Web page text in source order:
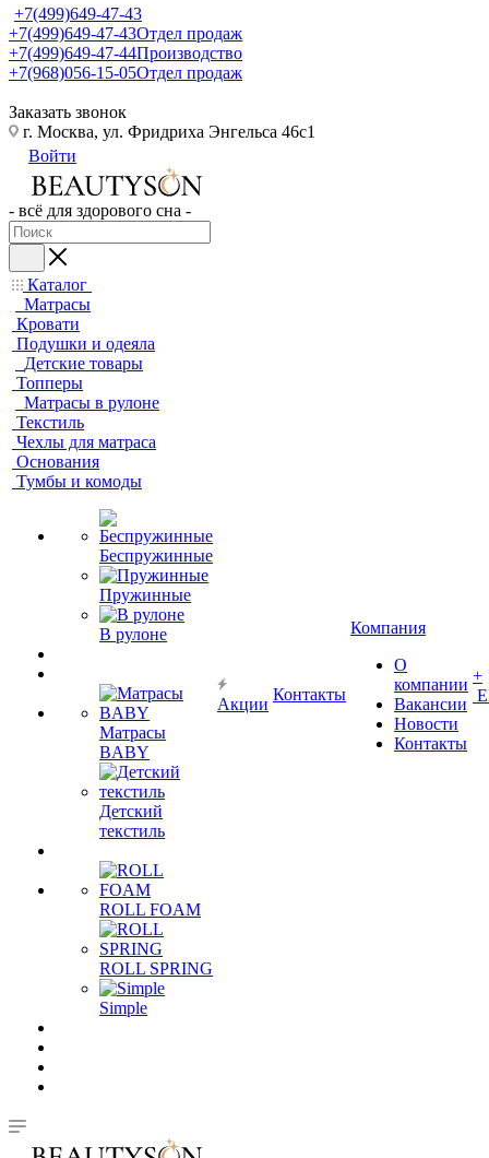
+7(499)649-47-43
+7(499)649-47-43Отдел продаж
+7(499)649-47-44Производство
+7(968)056-15-05Отдел продаж
Заказать звонок
г. Москва, ул. Фридриха Энгельса 46с1
Войти
- всё для здорового сна -
Каталог
Матрасы
Кровати
Подушки и одеяла
Детские товары
Топперы
Матрасы в рулоне
Текстиль
Чехлы для матраса
Основания
Тумбы и комоды
Беспружинные
Пружинные
В рулоне
Матрасы
BABY
Детский
текстиль
ROLL FOAM
ROLL SPRING
Simple
Акции
Контакты
Компания
О
компании
Вакансии
Новости
Контакты
+